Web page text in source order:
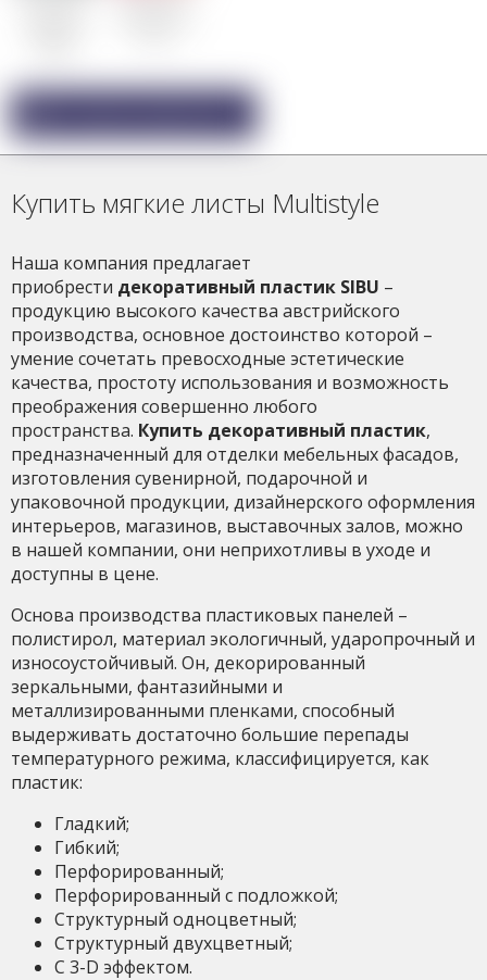
Купить мягкие листы Multistyle
Наша компания предлагает
приобрести декоративный пластик SIBU –
продукцию высокого качества австрийского
производства, основное достоинство которой –
умение сочетать превосходные эстетические
качества, простоту использования и возможность
преображения совершенно любого
пространства. Купить декоративный пластик,
предназначенный для отделки мебельных фасадов,
изготовления сувенирной, подарочной и
упаковочной продукции, дизайнерского оформления
интерьеров, магазинов, выставочных залов, можно
в нашей компании, они неприхотливы в уходе и
доступны в цене.
Основа производства пластиковых панелей –
полистирол, материал экологичный, ударопрочный и
износоустойчивый. Он, декорированный
зеркальными, фантазийными и
металлизированными пленками, способный
выдерживать достаточно большие перепады
температурного режима, классифицируется, как
пластик:
Гладкий;
Гибкий;
Перфорированный;
Перфорированный с подложкой;
Структурный одноцветный;
Структурный двухцветный;
С 3-D эффектом.